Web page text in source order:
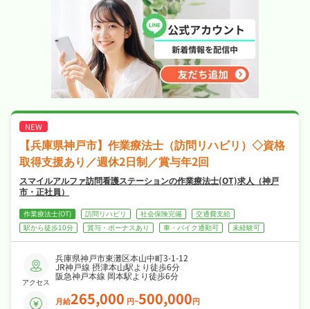
【兵庫県神戸市】作業療法士（訪問リハビリ）◇資格
取得支援あり／週休2日制／賞与年2回
スマイルアルファ訪問看護ステーションの作業療法士(OT)求人（神戸
市・正社員）
作業療法士(OT) 訪問リハビリ 社会保険完備
交通費支給
駅から徒歩10分
賞与・ボーナスあり 車・バイク通勤可 未経験可
アクセス
兵庫県神戸市東灘区本山中町3-1-12
JR神戸線 摂津本山駅より徒歩6分
阪急神戸本線 岡本駅より徒歩6分
月給265,000 円~500,000円